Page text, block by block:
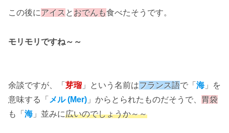
この後にアイス と おでんも食べたそうです。
モリモリですね～～
余談ですが、「 芽瑠 」という名前はフランス語で「 海」を
意味する「 メル (Mer) 」からとられたものだそうで、
胃袋
も「 海」並みに広いのでしょうか～～